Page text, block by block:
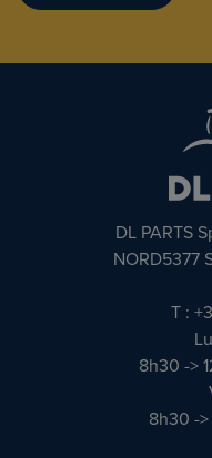
DL PARTS
NORD5377
T :
8h30 ->
8h30 ->